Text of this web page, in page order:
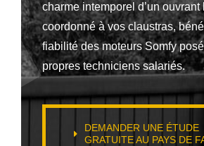
charme intemporel d’un ouvrant
coordonné à vos claustras,
fiabilité des moteurs Somfy
propres techniciens salariés.
DEMANDER UNE ÉTUDE
GRATUITE AU PAYS DE